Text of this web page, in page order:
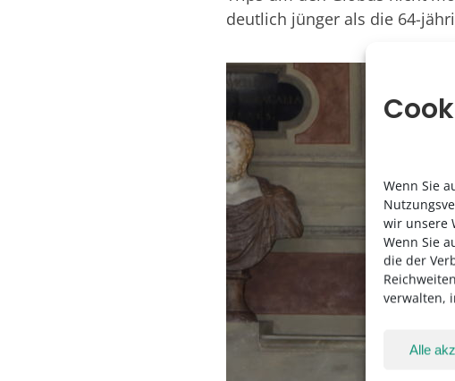
Wenn Sie
wir unsere
Wenn Sie
die der
verwalten,
Alle
deutlich jünger als die 64-